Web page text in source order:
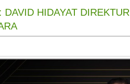
DAVID HIDAYAT